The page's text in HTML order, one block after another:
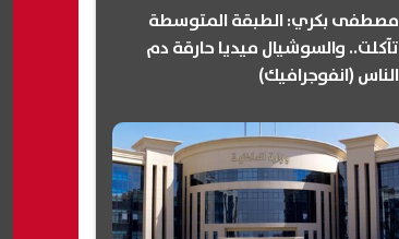
مصطفى بكري: الطبقة المتوسطة
تآكلت.. والسوشيال ميديا حارقة دم
الناس (انفوجرافيك)